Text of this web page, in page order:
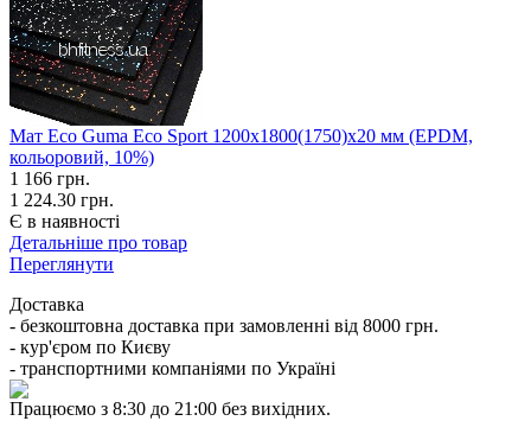
Мат Eco Guma Eco Sport 1200х1800(1750)х20 мм (EPDM,
кольоровий, 10%)
1 166 грн.
1 224.30 грн.
Є в наявності
Детальніше про товар
Переглянути
Доставка
- безкоштовна доставка при замовленні від 8000 грн.
- кур'єром по Києву
- транспортними компаніями по Україні
Працюємо з 8:30 до 21:00 без вихідних.